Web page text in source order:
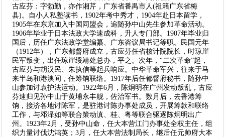
古应芬：字勃勤，亦作湘芹，广东省番禺市人(祖籍广东省梅
县)。自小人私塾读书，1902年考中秀才，1904年赴日本留学，
1905年在东京加入中国同盟会，追随孙中山先生参加革命活动。
1906年毕业于日本法政大学速成科，升人专门部。1907年毕业归
国后，历任广东法政学堂编纂、广东咨议局书记等职。民国元年
（1912年），广东都督府成立，古应芬任省核计院院长，时琼崖
民军叛变，出任琼崖绥靖处总办，平之。次年，“二次革命”起，
古应芬与胡汉民、朱执信等起兵响应。中华革命军兴，往来于马
来半岛和港澳间，任筹饷联络。1917年后任都督府秘书，随孙中
山参加讨袁护法运动。1922年6月，陈炯明在广州发动叛乱，古应
芬速归见孙中山于黄埔永丰舰，佐治军书。数月后，去香港筹
饷，接济各地讨陈军，是驻港讨陈办事处成员，开展筹款和联络
工作，与邓泽如等联合策动滇、桂、粤等联合驱逐陈炯明出广
州。1923年2月，受孙中山命，任大本营江门办事处全权主任，组
织力量讨伐沈鸿英；3月，任大本营法制局长，继后任元帅府大本